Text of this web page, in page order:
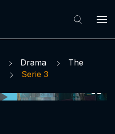
Drama
The
Serie 3